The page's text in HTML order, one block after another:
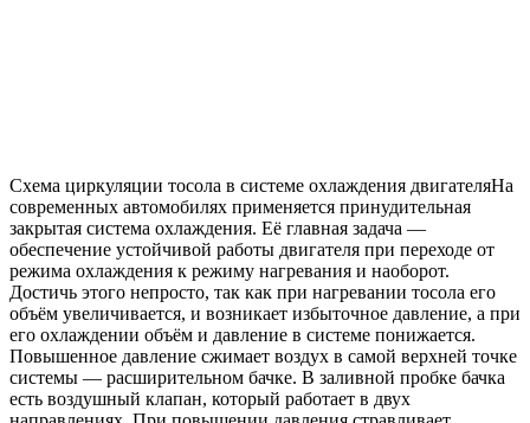
Схема циркуляции тосола в системе охлаждения двигателяНа
современных автомобилях применяется принудительная
закрытая система охлаждения. Её главная задача —
обеспечение устойчивой работы двигателя при переходе от
режима охлаждения к режиму нагревания и наоборот.
Достичь этого непросто, так как при нагревании тосола его
объём увеличивается, и возникает избыточное давление, а при
его охлаждении объём и давление в системе понижается.
Повышенное давление сжимает воздух в самой верхней точке
системы — расширительном бачке. В заливной пробке бачка
есть воздушный клапан, который работает в двух